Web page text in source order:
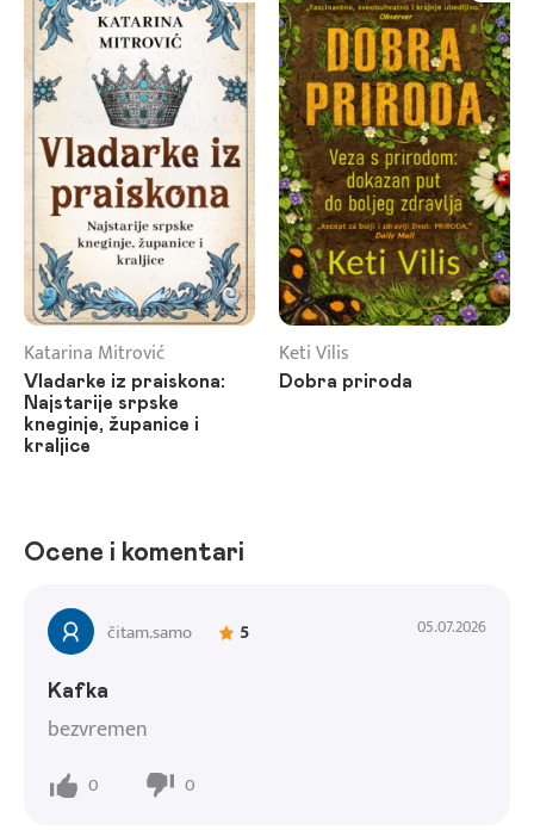
Katarina Mitrović
Vladarke iz praiskona:
Najstarije srpske
kneginje, županice i
kraljice
Keti Vilis
Dobra priroda
Ocene i komentari
čitam.samo 5 05.07.2026
Kafka
bezvremen
0 0